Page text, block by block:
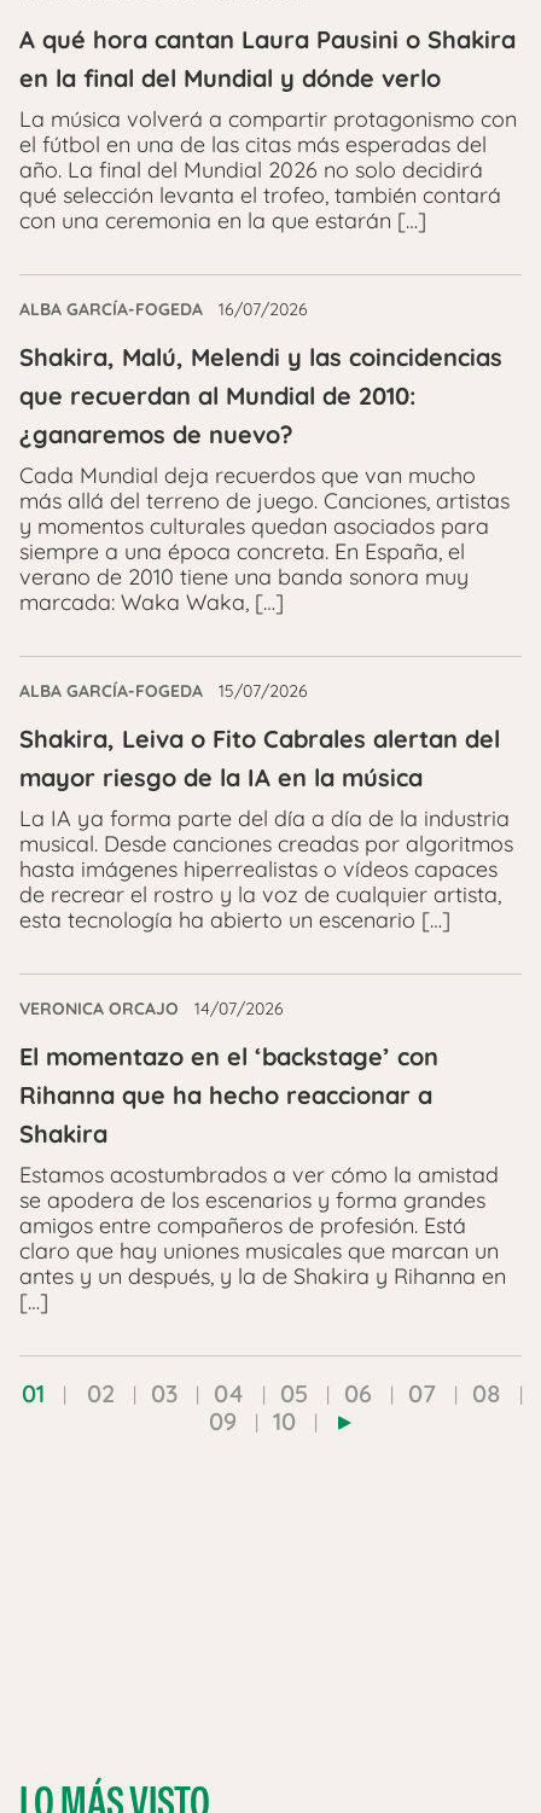
A qué hora cantan Laura Pausini o Shakira
en la final del Mundial y dónde verlo
La música volverá a compartir protagonismo con
el fútbol en una de las citas más esperadas del
año. La final del Mundial 2026 no solo decidirá
qué selección levanta el trofeo, también contará
con una ceremonia en la que estarán […]
ALBA GARCÍA-FOGEDA 16/07/2026
Shakira, Malú, Melendi y las coincidencias
que recuerdan al Mundial de 2010:
¿ganaremos de nuevo?
Cada Mundial deja recuerdos que van mucho
más allá del terreno de juego. Canciones, artistas
y momentos culturales quedan asociados para
siempre a una época concreta. En España, el
verano de 2010 tiene una banda sonora muy
marcada: Waka Waka, […]
ALBA GARCÍA-FOGEDA 15/07/2026
Shakira, Leiva o Fito Cabrales alertan del
mayor riesgo de la IA en la música
La IA ya forma parte del día a día de la industria
musical. Desde canciones creadas por algoritmos
hasta imágenes hiperrealistas o vídeos capaces
de recrear el rostro y la voz de cualquier artista,
esta tecnología ha abierto un escenario […]
VERONICA ORCAJO 14/07/2026
El momentazo en el ‘backstage’ con
Rihanna que ha hecho reaccionar a
Shakira
Estamos acostumbrados a ver cómo la amistad
se apodera de los escenarios y forma grandes
amigos entre compañeros de profesión. Está
claro que hay uniones musicales que marcan un
antes y un después, y la de Shakira y Rihanna en
[…]
01 02 03 04 05 06 07
08
09
10